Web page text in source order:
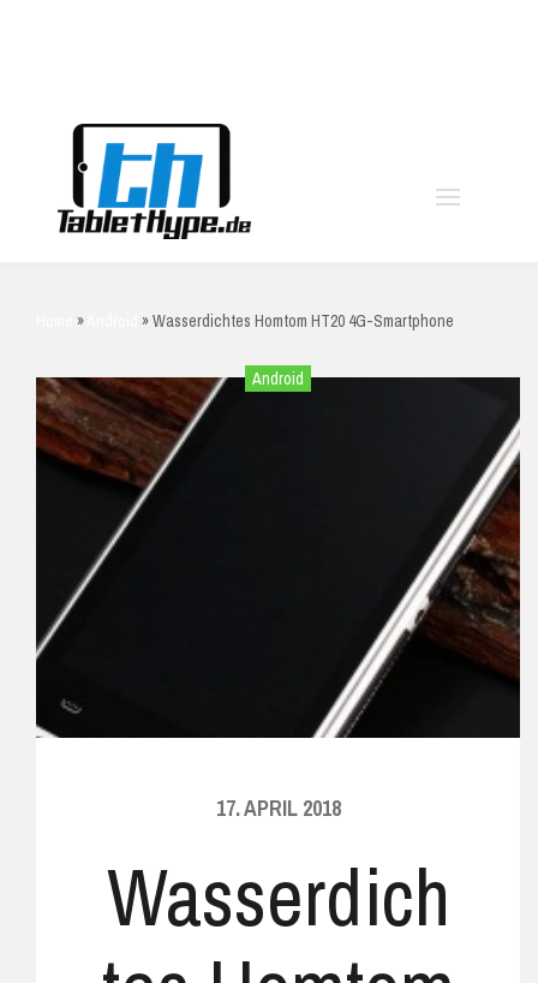
» »Wasserdichtes Homtom HT20 4G-Smartphone
Android
17. APRIL 2018
Wasserdich